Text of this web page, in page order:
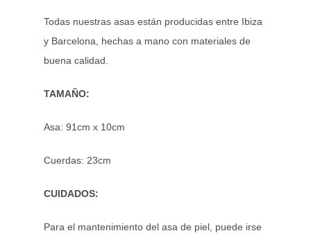
Todas nuestras asas están producidas entre Ibiza
y Barcelona, hechas a mano con materiales de
buena calidad.
TAMAÑO:
Asa: 91cm x 10cm
Cuerdas: 23cm
CUIDADOS:
Para el mantenimiento del asa de piel, puede irse